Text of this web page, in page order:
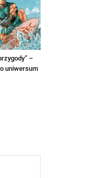
–
uniwersum